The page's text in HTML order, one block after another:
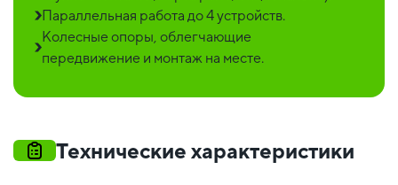
Параллельная работа до 4 устройств.
Колесные опоры, облегчающие
передвижение и монтаж на месте.
Технические характеристики